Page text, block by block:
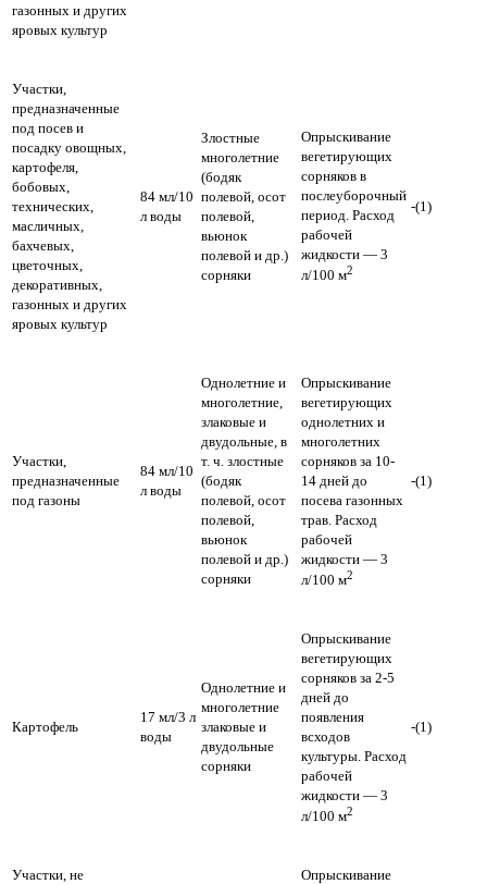
газонных и других
яровых культур
Участки,
предназначенные
под посев и
посадку овощных,
картофеля,
бобовых,
технических,
масличных,
бахчевых,
цветочных,
декоративных,
газонных и других
яровых культур
84 мл/10
л воды
Злостные
многолетние
(бодяк
полевой, осот
полевой,
вьюнок
полевой и др.)
сорняки
Опрыскивание
вегетирующих
сорняков в
послеуборочный
период. Расход
рабочей
жидкости — 3
л/100 м2
-(1)
Участки,
предназначенные
под газоны
84 мл/10
л воды
Однолетние и
многолетние,
злаковые и
двудольные, в
т. ч. злостные
(бодяк
полевой, осот
полевой,
вьюнок
полевой и др.)
сорняки
Опрыскивание
вегетирующих
однолетних и
многолетних
сорняков за 10-
14 дней до
посева газонных
трав. Расход
рабочей
жидкости — 3
л/100 м2
-(1)
Картофель
17 мл/3 л
воды
Однолетние и
многолетние
злаковые и
двудольные
сорняки
Опрыскивание
вегетирующих
сорняков за 2-5
дней до
появления
всходов
культуры. Расход
рабочей
жидкости — 3
л/100 м2
-(1)
Участки, не
Опрыскивание